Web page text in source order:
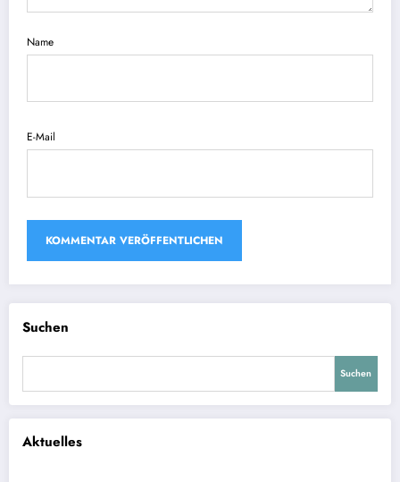
Name
E-Mail
Suchen
Suchen
Aktuelles